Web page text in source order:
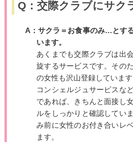
Q：交際クラブにサク
A：サクラ＝お食事のみ…とす
います。
あくまでも交際クラブは出
旋するサービスです。その
の女性も沢山登録しています
コンシェルジュサービスな
であれば、きちんと面接し
ルをしっかりと確認してい
み前に女性のお付き合いレ
ます。